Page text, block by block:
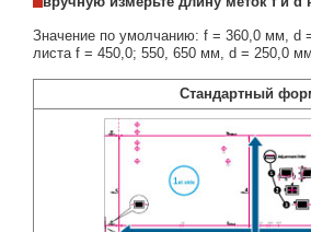
Значение по умолчанию: f = 360,0 мм, d
листа f = 450,0; 550, 650 мм, d = 250,0
Стандартный